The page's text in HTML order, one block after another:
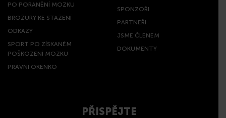
PO PORANĚNÍ MOZKU
BROŽURY KE STAŽENÍ
ODKAZY
SPORT PO ZÍSKANÉM
POŠKOZENÍ MOZKU
PRÁVNÍ OKÉNKO
SPONZOŘI
PARTNEŘI
JSME ČLENEM
DOKUMENTY
PŘISPĚJTE